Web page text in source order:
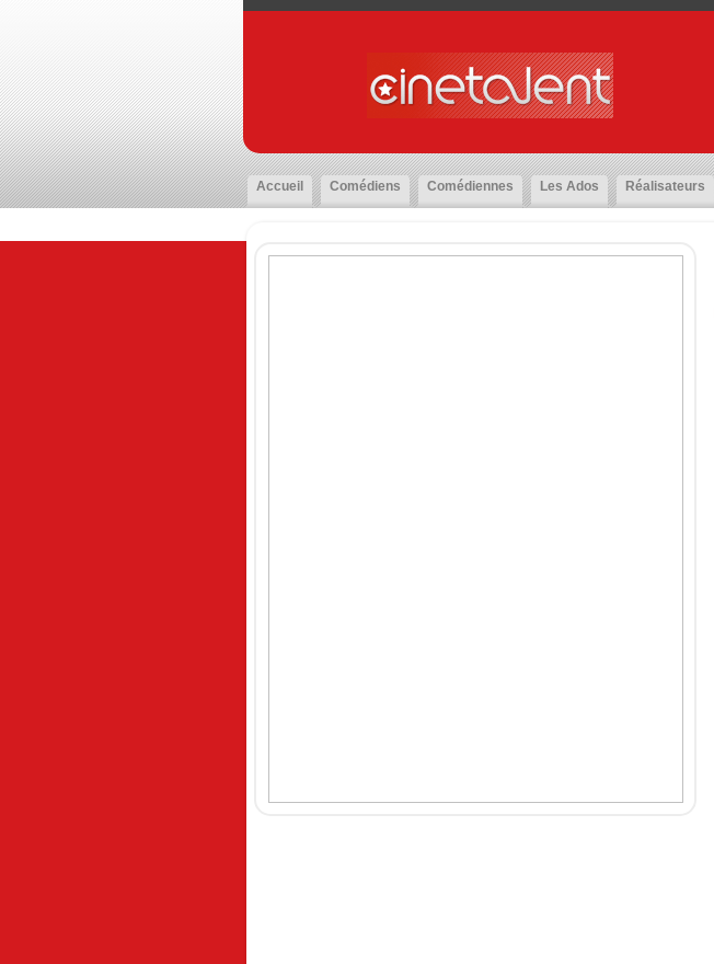
Accueil Comédiens Comédiennes Les Ados Réalisateurs